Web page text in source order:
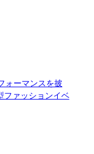
ォーマンスを披
ファッションイベ